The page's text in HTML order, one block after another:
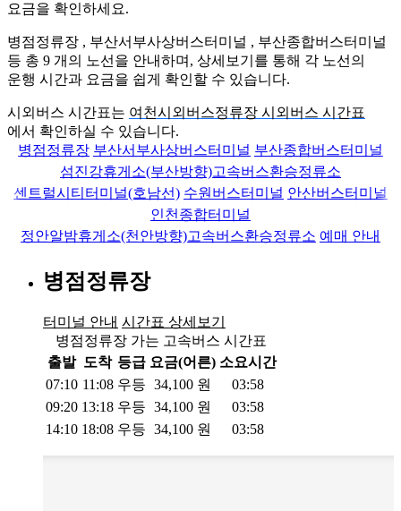
요금을 확인하세요.
병점정류장 , 부산서부사상버스터미널 , 부산종합버스터미널
등 총 9 개의 노선을 안내하며, 상세보기를 통해 각 노선의
운행 시간과 요금을 쉽게 확인할 수 있습니다.
시외버스 시간표는 여천시외버스정류장 시외버스 시간표
에서 확인하실 수 있습니다.
병점정류장 부산서부사상버스터미널 부산종합버스터미널
섬진강휴게소(부산방향)고속버스환승정류소
센트럴시티터미널(호남선) 수원버스터미널 안산버스터미널
인천종합터미널
정안알밤휴게소(천안방향)고속버스환승정류소 예매 안내
병점정류장
터미널 안내 시간표 상세보기
병점정류장 가는 고속버스 시간표
출발 도착 등급 요금(어른) 소요시간
07:10 11:08 우등 34,100 원
03:58
09:20 13:18 우등 34,100 원
03:58
14:10 18:08 우등 34,100 원 03:58